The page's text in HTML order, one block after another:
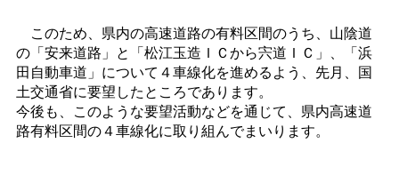
このため、県内の高速道路の有料区間のうち、山陰道
の「安来道路」と「松江玉造ＩＣから宍道ＩＣ」、「浜
田自動車道」について４車線化を進めるよう、先月、国
土交通省に要望したところであります。
今後も、このような要望活動などを通じて、県内高速道
路有料区間の４車線化に取り組んでまいります。